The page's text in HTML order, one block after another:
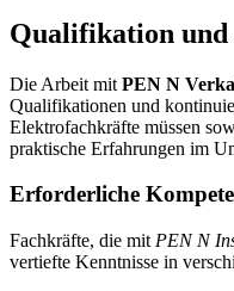
Qualifikation und
Die Arbeit mit PEN N
Qualifikationen und
Elektrofachkräfte müssen
praktische Erfahrungen im
Erforderliche
Fachkräfte, die mit PEN N
vertiefte Kenntnisse in